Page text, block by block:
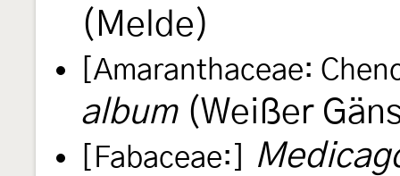
(Melde)
[Amaranthaceae:
album(Weißer
[Fabaceae:]